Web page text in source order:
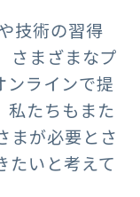
技術の習得
さまざまなプ
ンラインで提
私たちもまた
まが必要とさ
たいと考えて